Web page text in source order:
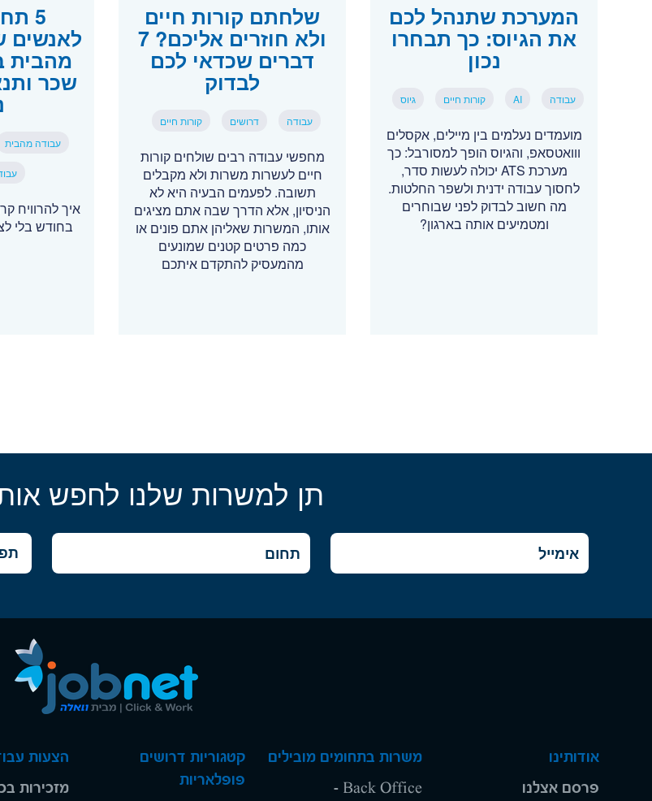
המערכת שתנהל לכם
את הגיוס: כך תבחרו
נכון
עבודה AI קורות חיים גיוס
מועמדים נעלמים בין מיילים, אקסלים
ווואטסאפ, והגיוס הופך למסורבל: כך
מערכת ATS יכולה לעשות סדר,
לחסוך עבודה ידנית ולשפר החלטות.
מה חשוב לבדוק לפני שבוחרים
ומטמיעים אותה בארגון?
שלחתם קורות חיים
ולא חוזרים אליכם? 7
דברים שכדאי לכם
לבדוק
עבודה דרושים קורות חיים
מחפשי עבודה רבים שולחים קורות
חיים לעשרות משרות ולא מקבלים
תשובה. לפעמים הבעיה היא לא
הניסיון, אלא הדרך שבה אתם מציגים
אותו, המשרות שאליהן אתם פונים או
כמה פרטים קטנים שמונעים
מהמעסיק להתקדם איתכם
5
לאנשים
מהבית
שכר
עבודה מהבית
איך להרוויח
בחודש בלי
תן למשרות שלנו לחפש
אודותינו
פרסם אצלנו
משרות בתחומים מובילים
Back Office -
קטגוריות דרושים
פופלאריות
הצעות
מזכירות